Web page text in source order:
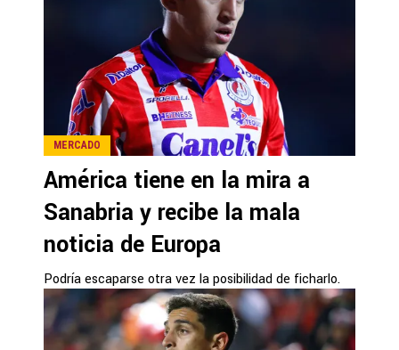
MERCADO
América tiene en la mira a
Sanabria y recibe la mala
noticia de Europa
Podría escaparse otra vez la posibilidad de ficharlo.